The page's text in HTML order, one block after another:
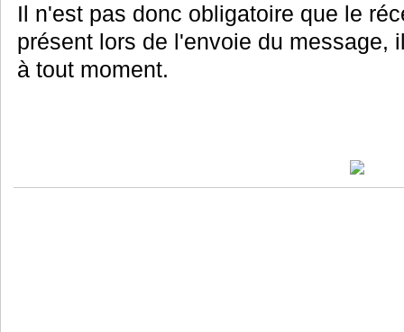
Il n'est pas donc obligatoire que le
présent lors de l'envoie du message,
à tout moment.